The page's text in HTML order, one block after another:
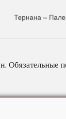
Тернана –
Обязательные